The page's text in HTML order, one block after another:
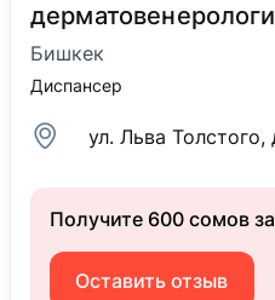
Бишкек
Диспансер
ул. Льва Толстого,
Получите 600 сомов
Оставить отзыв